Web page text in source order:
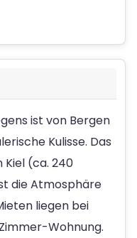
ist von Bergen
Kulisse. Das
(ca. 240
die Atmosphäre
liegen bei
Wohnung.